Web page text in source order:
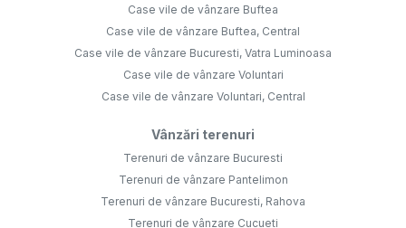
Case vile de vânzare Buftea
Case vile de vânzare Buftea, Central
Case vile de vânzare Bucuresti, Vatra Luminoasa
Case vile de vânzare Voluntari
Case vile de vânzare Voluntari, Central
Vânzări terenuri
Terenuri de vânzare Bucuresti
Terenuri de vânzare Pantelimon
Terenuri de vânzare Bucuresti, Rahova
Terenuri de vânzare Cucueti